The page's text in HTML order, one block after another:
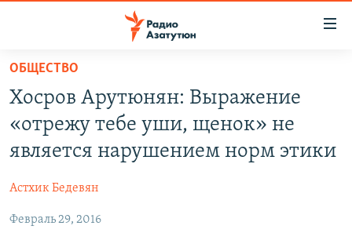
Перейти
основному
содержанию
Перейти
основной
Перейти
НОВОСТИ
ПОЛИТИКА
ЭКОНОМИКА
РЕГИОН
ОБЩЕСТВО
Хосров Арутюнян: Выражение
«отрежу тебе уши, щенок» не
является нарушением норм этики
Астхик Бедевян
Февраль 29, 2016